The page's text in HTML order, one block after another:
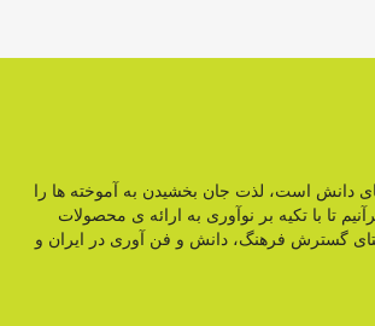
دانش است، لذت جان بخشیدن به آموخته ها را
تا با تکیه بر نوآوری به ارائه ی محصولات
گسترش فرهنگ، دانش و فن آوری در ایران و